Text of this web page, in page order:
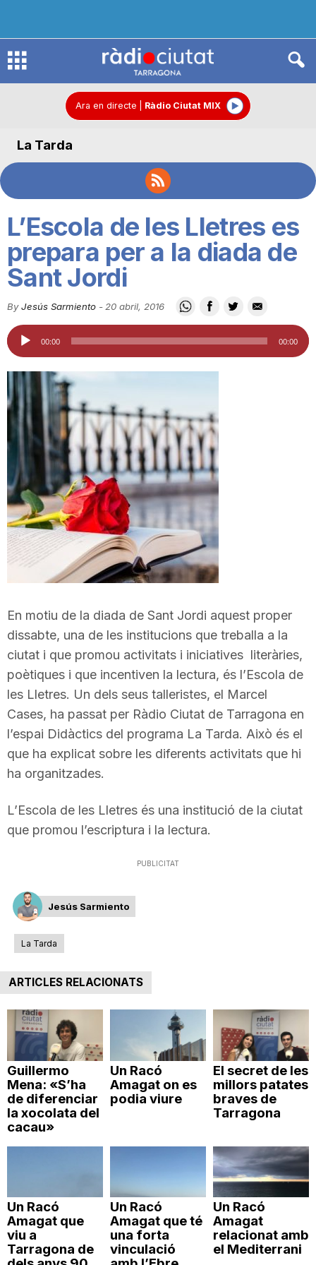
R
d
C
t
t
d
T
a
r
a
o
a
Ara en directe Ràdio Ciutat MIX
La Tarda
L’Escola de les Lletres es
prepara per a la diada de
Sant Jordi
By Jesús Sarmiento - 20 abril, 2016
Reproductor
d'àudio
00:00 00:00
En motiu de la diada de Sant Jordi aquest proper
dissabte, una de les institucions que treballa a la
ciutat i que promou activitats i iniciatives literàries,
poètiques i que incentiven la lectura, és l’Escola de
les Lletres. Un dels seus talleristes, el Marcel
Cases, ha passat per Ràdio Ciutat de Tarragona en
l’espai Didàctics del programa La Tarda. Això és el
que ha explicat sobre les diferents activitats que hi
ha organitzades.
L’Escola de les Lletres és una institució de la ciutat
que promou l’escriptura i la lectura.
PUBLICITAT
Jesús Sarmiento
La Tarda
ARTICLES RELACIONATS
Guillermo
Mena: «S’ha
de diferenciar
la xocolata del
cacau»
Un Racó
Amagat on es
podia viure
El secret de les
millors patates
braves de
Tarragona
Un Racó
Amagat que
viu a
Tarragona de
Un Racó
Amagat que té
una forta
vinculació
Un Racó
Amagat
relacionat amb
el Mediterrani